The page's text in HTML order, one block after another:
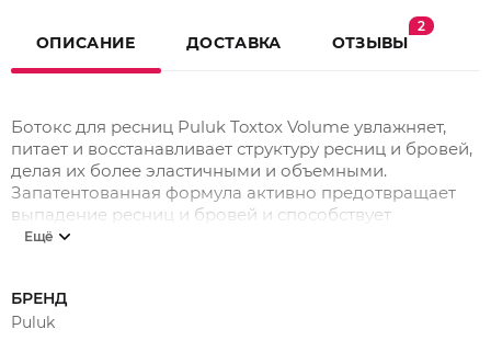
ОПИСАНИЕ ДОСТАВКА ОТЗЫВЫ
2
Ботокс для ресниц Puluk Toxtox Volume увлажняет,
питает и восстанавливает структуру ресниц и бровей,
делая их более эластичными и объемными.
Запатентованная формула активно предотвращает
выпадение ресниц и бровей и способствует
восстановлению поврежденных волос.
которое оживляет гены в корне ресниц, удлиняет их и
придает объем!
Ещё
БРЕНД
Puluk